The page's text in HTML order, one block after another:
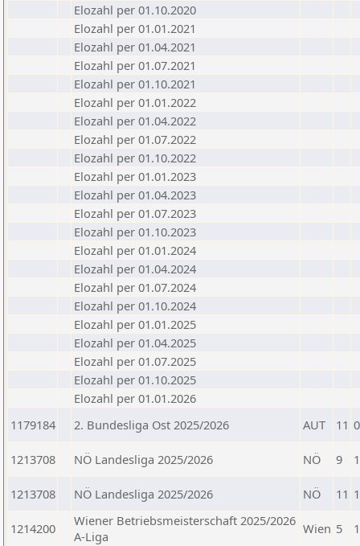
Elozahl per 01.10.2020
Elozahl per 01.01.2021
Elozahl per 01.04.2021
Elozahl per 01.07.2021
Elozahl per 01.10.2021
Elozahl per 01.01.2022
Elozahl per 01.04.2022
Elozahl per 01.07.2022
Elozahl per 01.10.2022
Elozahl per 01.01.2023
Elozahl per 01.04.2023
Elozahl per 01.07.2023
Elozahl per 01.10.2023
Elozahl per 01.01.2024
Elozahl per 01.04.2024
Elozahl per 01.07.2024
Elozahl per 01.10.2024
Elozahl per 01.01.2025
Elozahl per 01.04.2025
Elozahl per 01.07.2025
Elozahl per 01.10.2025
Elozahl per 01.01.2026
1179184
2. Bundesliga Ost 2025/2026 AUT 11
1213708 NÖ Landesliga 2025/2026 NÖ 9
1213708 NÖ Landesliga 2025/2026 NÖ 11
1214200
Wiener Betriebsmeisterschaft 2025/2026
A-Liga
Wien 5